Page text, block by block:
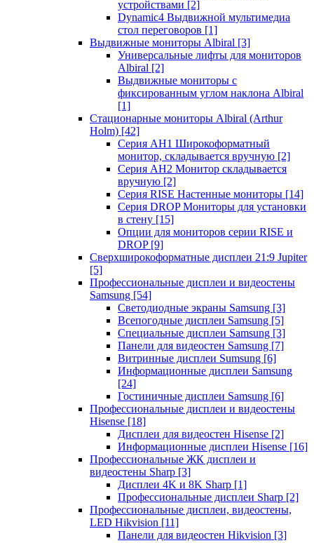
устройствами [2]
Dynamic4 Выдвижной мультимедиа
стол переговоров [1]
Выдвижные мониторы Albiral [3]
Универсальные лифты для мониторов
Albiral [2]
Выдвижные мониторы с
фиксированным углом наклона Albiral
[1]
Стационарные мониторы Albiral (Arthur
Holm) [42]
Серия AH1 Широкоформатный
монитор, складывается вручную [2]
Серия AH2 Монитор складывается
вручную [2]
Серия RISE Настенные мониторы [14]
Серия DROP Мониторы для установки
в стену [15]
Опции для мониторов серии RISE и
DROP [9]
Сверхширокоформатные дисплеи 21:9 Jupiter
[5]
Профессиональные дисплеи и видеостены
Samsung [54]
Светодиодные экраны Samsung [3]
Всепогодные дисплеи Samsung [5]
Специальные дисплеи Samsung [3]
Панели для видеостен Samsung [7]
Витринные дисплеи Sumsung [6]
Информационные дисплеи Samsung
[24]
Гостиничные дисплеи Samsung [6]
Профессиональные дисплеи и видеостены
Hisense [18]
Дисплеи для видеостен Hisense [2]
Информационные дисплеи Hisense [16]
Профессиональные ЖК дисплеи и
видеостены Sharp [3]
Дисплеи 4K и 8K Sharp [1]
Профессиональные дисплеи Sharp [2]
Профессиональные дисплеи, видеостены,
LED Hikvision [11]
Панели для видеостен Hikvision [3]